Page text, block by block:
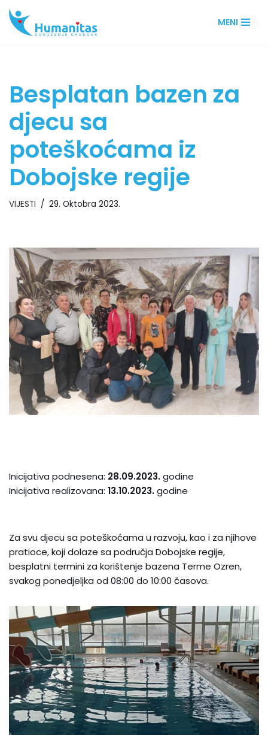
Skip
MENI
Besplatan bazen za
djecu sa
poteškoćama iz
Dobojske regije
VIJESTI 29. Oktobra 2023.
Inicijativa podnesena: 28.09.2023.godine
Inicijativa realizovana: 13.10.2023.godine
Za svu djecu sa poteškoćama u razvoju, kao i za njihove
pratioce, koji dolaze sa područja Dobojske regije,
besplatni termini za korištenje bazena Terme Ozren,
svakog ponedjeljka od 08:00 do 10:00 časova.